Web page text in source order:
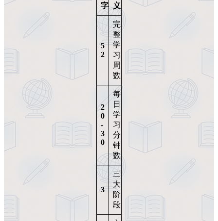
字 义
5
2
完
整
学
习
周
数
2
0
-
3
0
每
日
学
习
分
钟
数
3
三
大
阶
段